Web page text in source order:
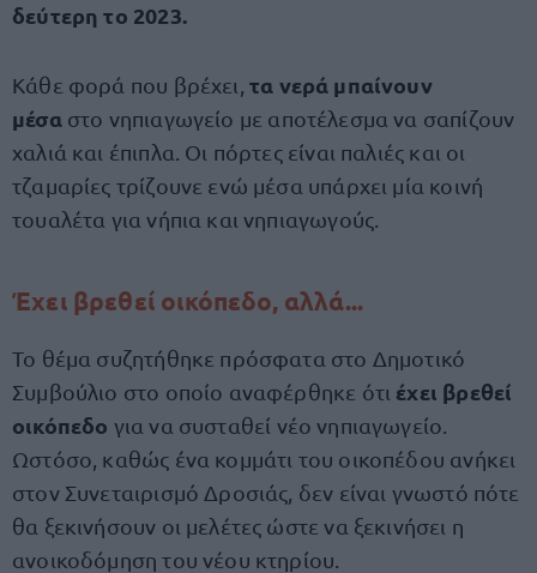
δεύτερη το 2023.
Κάθε φορά που βρέχει, τα νερά μπαίνουν
μέσα στο νηπιαγωγείο με αποτέλεσμα να σαπίζουν
χαλιά και έπιπλα. Οι πόρτες είναι παλιές και οι
τζαμαρίες τρίζουνε ενώ μέσα υπάρχει μία κοινή
τουαλέτα για νήπια και νηπιαγωγούς.
Έχει βρεθεί οικόπεδο, αλλά...
Το θέμα συζητήθηκε πρόσφατα στο Δημοτικό
Συμβούλιο στο οποίο αναφέρθηκε ότι έχει βρεθεί
οικόπεδο για να συσταθεί νέο νηπιαγωγείο.
Ωστόσο, καθώς ένα κομμάτι του οικοπέδου ανήκει
στον Συνεταιρισμό Δροσιάς, δεν είναι γνωστό πότε
θα ξεκινήσουν οι μελέτες ώστε να ξεκινήσει η
ανοικοδόμηση του νέου κτηρίου.